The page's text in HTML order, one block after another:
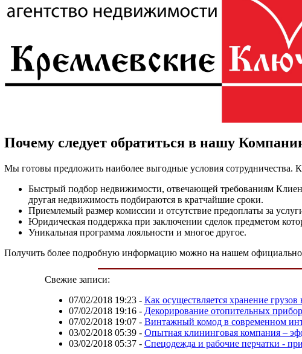
Почему следует обратиться в нашу
Мы готовы предложить наиболее выгодные условия сотрудничества.
Быстрый подбор недвижимости, отвечающей требованиям
другая недвижимость подбираются в кратчайшие сроки.
Приемлемый размер комиссии и отсутствие предоплаты за
Юридическая поддержка при заключении сделок предметом
Уникальная программа лояльности и многое другое.
Получить более подробную информацию можно на нашем
Свежие записи:
07/02/2018 19:23- Как осуществляется хранение
07/02/2018 19:16- Декорирование отопительных
07/02/2018 19:07- Винтажный комод в современном
03/02/2018 05:39- Опытная клининговая компания –
03/02/2018 05:37- Спецодежда и рабочие перчатки -